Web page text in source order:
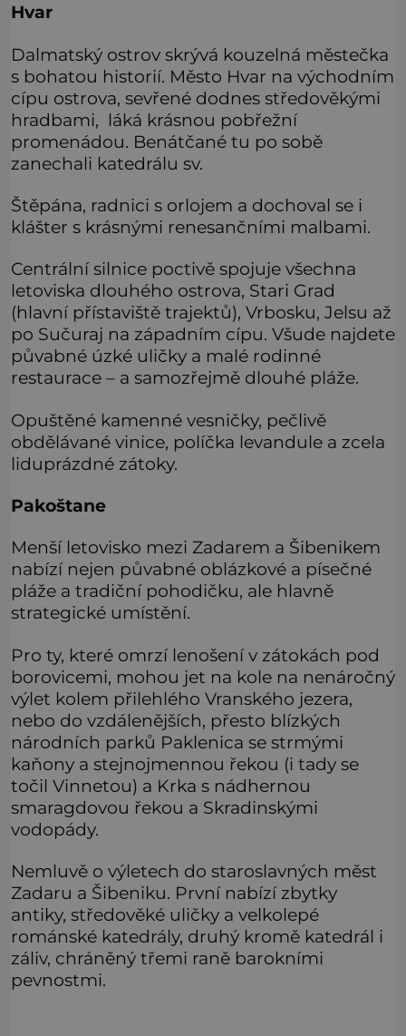
Hvar
Dalmatský ostrov skrývá kouzelná městečka
s bohatou historií. Město Hvar na východním
cípu ostrova, sevřené dodnes středověkými
hradbami, láká krásnou pobřežní
promenádou. Benátčané tu po sobě
zanechali katedrálu sv.
Štěpána, radnici s orlojem a dochoval se i
klášter s krásnými renesančními malbami.
Centrální silnice poctivě spojuje všechna
letoviska dlouhého ostrova, Stari Grad
(hlavní přístaviště trajektů), Vrbosku, Jelsu až
po Sučuraj na západním cípu. Všude najdete
půvabné úzké uličky a malé rodinné
restaurace – a samozřejmě dlouhé pláže.
Opuštěné kamenné vesničky, pečlivě
obdělávané vinice, políčka levandule a zcela
liduprázdné zátoky.
Pakoštane
Menší letovisko mezi Zadarem a Šibenikem
nabízí nejen půvabné oblázkové a písečné
pláže a tradiční pohodičku, ale hlavně
strategické umístění.
Pro ty, které omrzí lenošení v zátokách pod
borovicemi, mohou jet na kole na nenáročný
výlet kolem přilehlého Vranského jezera,
nebo do vzdálenějších, přesto blízkých
národních parků Paklenica se strmými
kaňony a stejnojmennou řekou (i tady se
točil Vinnetou) a Krka s nádhernou
smaragdovou řekou a Skradinskými
vodopády.
Nemluvě o výletech do staroslavných měst
Zadaru a Šibeniku. První nabízí zbytky
antiky, středověké uličky a velkolepé
románské katedrály, druhý kromě katedrál i
záliv, chráněný třemi raně barokními
pevnostmi.